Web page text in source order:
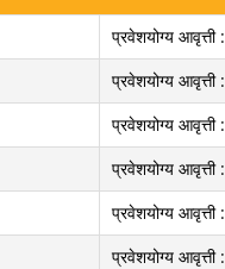
प्रवेशयोग्य आवृत्ती :
प्रवेशयोग्य आवृत्ती :
प्रवेशयोग्य आवृत्ती :
प्रवेशयोग्य आवृत्ती :
प्रवेशयोग्य आवृत्ती :
प्रवेशयोग्य आवृत्ती :